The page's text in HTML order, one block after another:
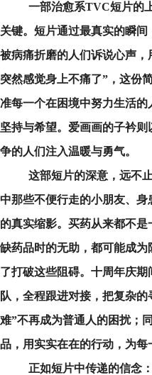
一部治愈系TVC短片的
关键。短片通过最真实的瞬
被病痛折磨的人们诉说心声
突然感觉身上不痛了”，这份
准每一个在困境中努力生活
坚持与希望。爱画画的子衿
争的人们注入温暖与勇气。
这部短片的深意，远不
中那些不便行走的小朋友、
的真实缩影。买药从来都不
缺药品时的无助，都可能成
了打破这些阻碍。十周年庆
队，全程跟进对接，把复杂
难”不再成为普通人的困扰；
品，用实实在在的行动，为每
正如短片中传递的信念